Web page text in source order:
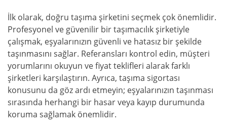
İlk olarak, doğru taşıma şirketini seçmek çok önemlidir.
Profesyonel ve güvenilir bir taşımacılık şirketiyle
çalışmak, eşyalarınızın güvenli ve hatasız bir şekilde
taşınmasını sağlar. Referansları kontrol edin, müşteri
yorumlarını okuyun ve fiyat teklifleri alarak farklı
şirketleri karşılaştırın. Ayrıca, taşıma sigortası
konusunu da göz ardı etmeyin; eşyalarınızın taşınması
sırasında herhangi bir hasar veya kayıp durumunda
koruma sağlamak önemlidir.